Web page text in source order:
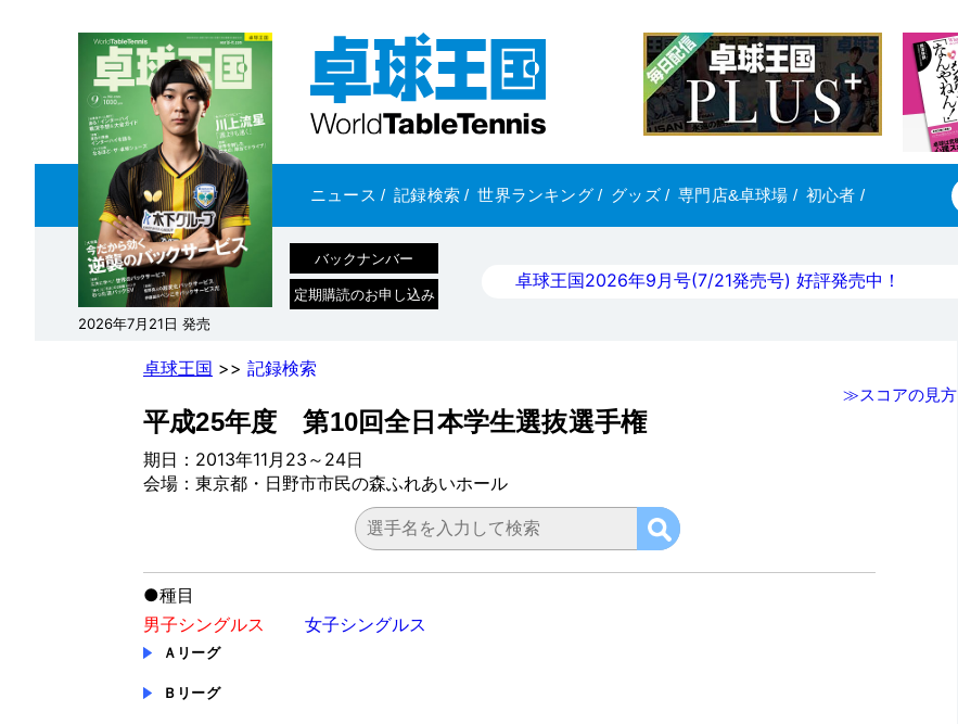
ニュース / 記録検索 / 世界ランキング/ グッズ/ 専門店&卓球場 / 初心者 /
2026年7月21日 発売
バックナンバー
定期購読のお申し込み
卓球王国2026年9月号(7/21発売号) 好評発売中！
卓球王国 >> 記録検索
≫スコアの見方
平成25年度 第10回全日本学生選抜選手権
期日：2013年11月23～24日
会場：東京都・日野市市民の森ふれあいホール
●種目
男子シングルス
女子シングルス
Ａリーグ
Ｂリーグ